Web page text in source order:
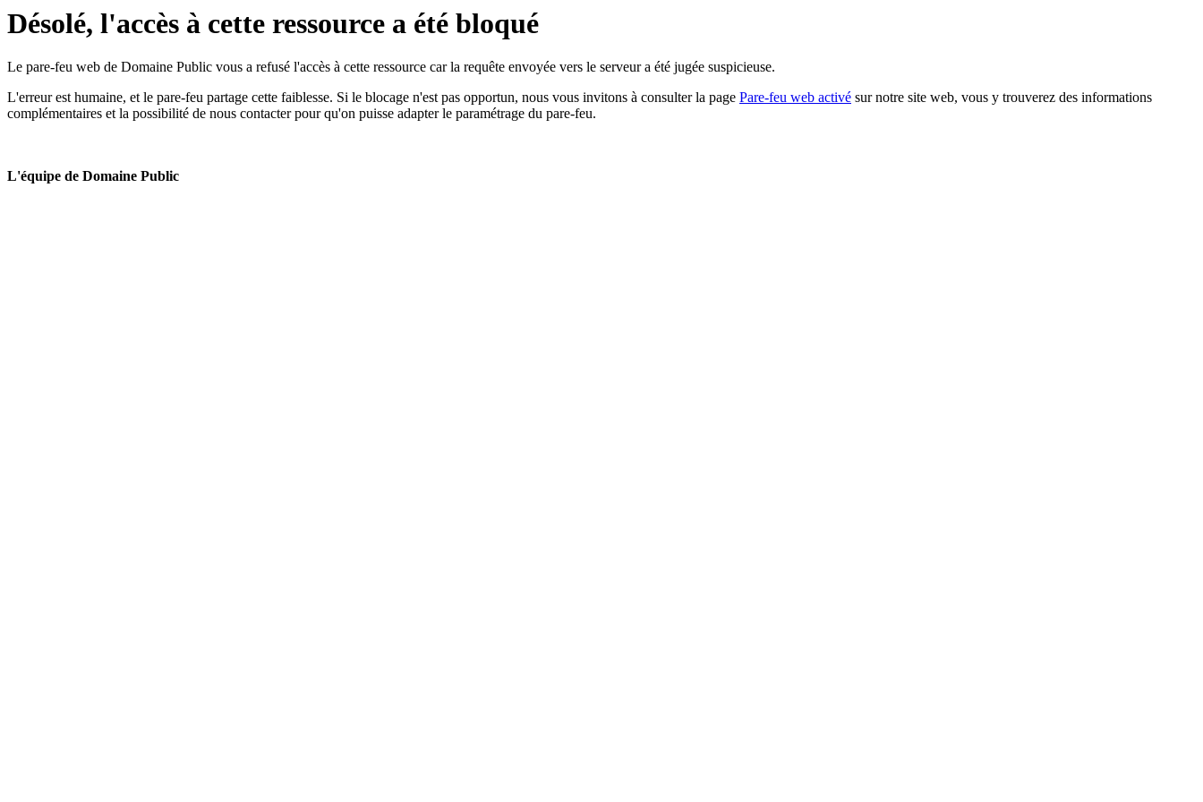
Désolé, l'accès à cette ressource a été bloqué
Le pare-feu web de Domaine Public vous a refusé l'accès à cette ressource car la requête envoyée vers le serveur a été jugée suspicieuse.
L'erreur est humaine, et le pare-feu partage cette faiblesse. Si le blocage n'est pas opportun, nous vous invitons à consulter la page Pare-feu web activé sur notre site web, vous y trouverez des informations
complémentaires et la possibilité de nous contacter pour qu'on puisse adapter le paramétrage du pare-feu.
L'équipe de Domaine Public